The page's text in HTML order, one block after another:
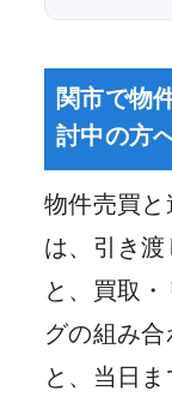
関市で物
討中の方
物件売買
は、引き
と、買取
グの組み
と、当日